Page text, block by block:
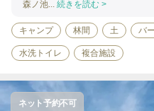
森ノ池... 続きを読む >
キャンプ 林間 土 バ
水洗トイレ 複合施設
ネット予約不可